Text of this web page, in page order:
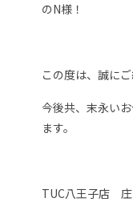
のN様！
この度は、誠に
今後共、末永い
ます。
TUC八王子店